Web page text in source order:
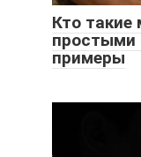
Кто
простыми
примеры